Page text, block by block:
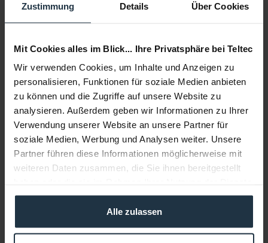
Zustimmung Details Über Cookies
Mit Cookies alles im Blick... Ihre Privatsphäre bei Teltec
Wir verwenden Cookies, um Inhalte und Anzeigen zu
personalisieren, Funktionen für soziale Medien anbieten
zu können und die Zugriffe auf unsere Website zu
analysieren. Außerdem geben wir Informationen zu Ihrer
Verwendung unserer Website an unsere Partner für
soziale Medien, Werbung und Analysen weiter. Unsere
Partner führen diese Informationen möglicherweise mit
weiteren Daten zusammen, die Sie ihnen bereitgestellt
gesammelt haben.
Alle zulassen
Caligri AT360LAPT Airtube 360 L mit Aputure F10...
Aufblasbare 360° Softbox für LED-Scheinwerfer...
Artikelnummer: 12314459